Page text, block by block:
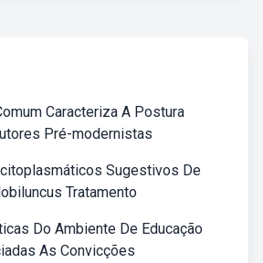
Caracteriza A Postura
Pré-modernistas
Sugestivos De
Tratamento
Do Ambiente De Educação
As Convicções